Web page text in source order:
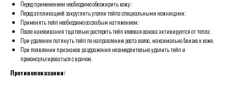
Перед применением необходимо обезжирить кожу;
Перед аппликацией закруглить уголки тейпа специальными ножницами;
Применять тейп необходимо со слабым натяжением;
После наклеивания тщательно растереть тейп клеевая основа активируется от тепла;
При удалении потянуть тейп по направлению роста волос, максимально близко к коже.
При появлении признаков раздражения незамедлительно удалить тейп и
проконсультироваться с врачом.
Противопоказания: